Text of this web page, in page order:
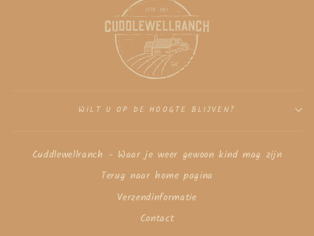
WILT U OP DE HOOGTE BLIJVEN?
Cuddlewellranch - Waar je weer gewoon kind mag zijn
Terug naar home pagina
Verzendinformatie
Contact